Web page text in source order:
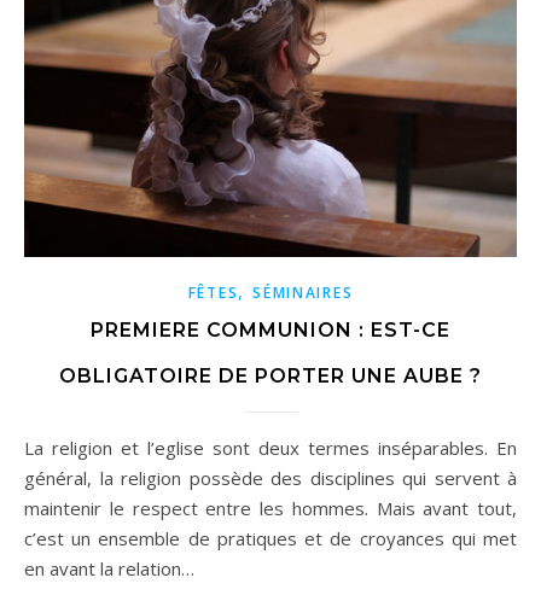
FÊTES,SÉMINAIRES
PREMIERE COMMUNION : EST-CE
OBLIGATOIRE DE PORTER UNE AUBE ?
La religion et l’eglise sont deux termes inséparables. En
général, la religion possède des disciplines qui servent à
maintenir le respect entre les hommes. Mais avant tout,
c’est un ensemble de pratiques et de croyances qui met
en avant la relation…